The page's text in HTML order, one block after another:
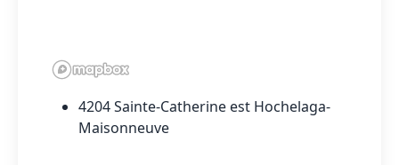
4204 Sainte-Catherine est Hochelaga-
Maisonneuve